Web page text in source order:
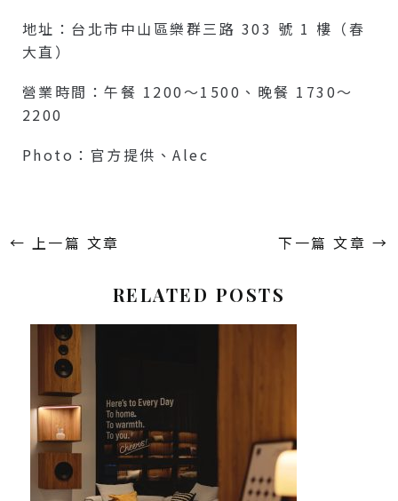
地址：台北市中山區樂群三路 303 號 1 樓（春
大直）
營業時間：午餐 1200～1500、晚餐 1730～
2200
Photo：官方提供、Alec
← 上一篇 文章 下一篇 文章 →
RELATED POSTS